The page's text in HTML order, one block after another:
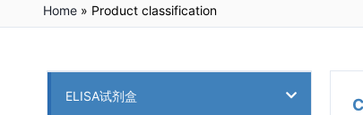
Home » Product classification
ELISA试剂盒